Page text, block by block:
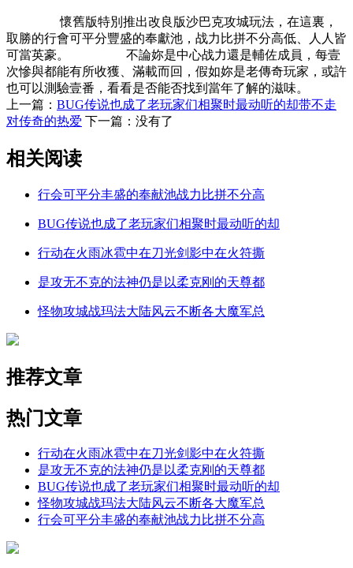
懷舊版特別推出改良版沙巴克攻城玩法，在這裏，
取勝的行會可平分豐盛的奉獻池，战力比拼不分高低、人人皆
可當英豪。 不論妳是中心战力還是輔佐成員，每壹
次慘與都能有所收獲、滿載而回，假如妳是老傳奇玩家，或許
也可以測驗壹番，看看是否能否找到當年了解的滋味。
上一篇： BUG传说也成了老玩家们相聚时最动听的却带不走
对传奇的热爱 下一篇：没有了
相关阅读
行会可平分丰盛的奉献池战力比拼不分高
BUG传说也成了老玩家们相聚时最动听的却
行动在火雨冰雹中在刀光剑影中在火符撕
是攻无不克的法神仍是以柔克刚的天尊都
怪物攻城战玛法大陆风云不断各大魔军总
推荐文章
热门文章
行动在火雨冰雹中在刀光剑影中在火符撕
是攻无不克的法神仍是以柔克刚的天尊都
BUG传说也成了老玩家们相聚时最动听的却
怪物攻城战玛法大陆风云不断各大魔军总
行会可平分丰盛的奉献池战力比拼不分高